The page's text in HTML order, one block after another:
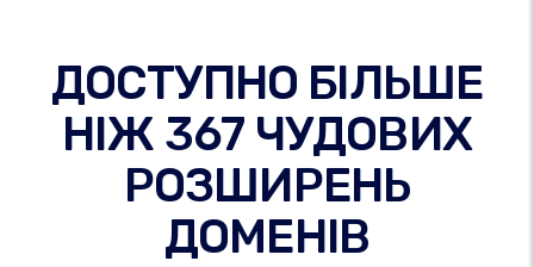
ДОСТУПНО БІЛЬШЕ
НІЖ 367 ЧУДОВИХ
РОЗШИРЕНЬ
ДОМЕНІВ